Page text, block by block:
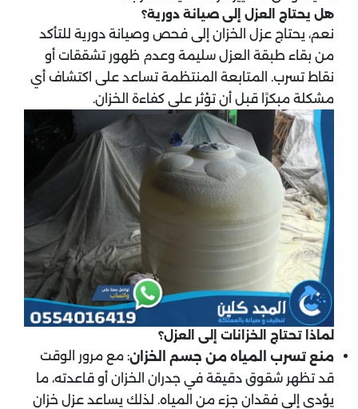
هل يحتاج العزل إلى صيانة دورية؟
نعم، يحتاج عزل الخزان إلى فحص وصيانة دورية للتأكد
من بقاء طبقة العزل سليمة وعدم ظهور تشققات أو
نقاط تسرب. المتابعة المنتظمة تساعد على اكتشاف أي
مشكلة مبكرًا قبل أن تؤثر على كفاءة الخزان.
لماذا تحتاج الخزانات إلى العزل؟
منع تسرب المياه من جسم الخزان: مع مرور الوقت
قد تظهر شقوق دقيقة في جدران الخزان أو قاعدته، ما
يؤدي إلى فقدان جزء من المياه. لذلك يساعد عزل خزان